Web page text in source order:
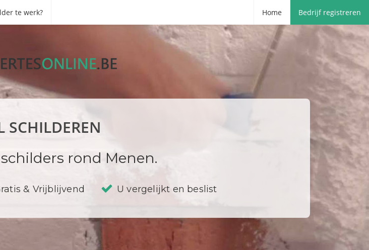
te werk? Home Bedrijf registreren
SCHILDEREN
schilders rond Menen.
& Vrijblijvend U vergelijkt en beslist